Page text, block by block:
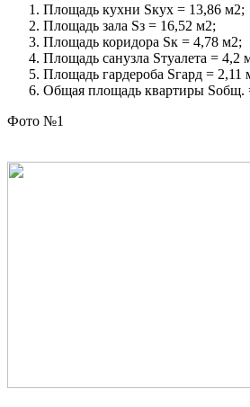
Площадь кухни Sкух = 13,86 м2;
Площадь зала Sз = 16,52 м2;
Площадь коридора Sк = 4,78 м2;
Площадь санузла Sтуалета = 4,2
Площадь гардероба Sгард = 2,11
Общая площадь квартиры Sобщ.
Фото №1